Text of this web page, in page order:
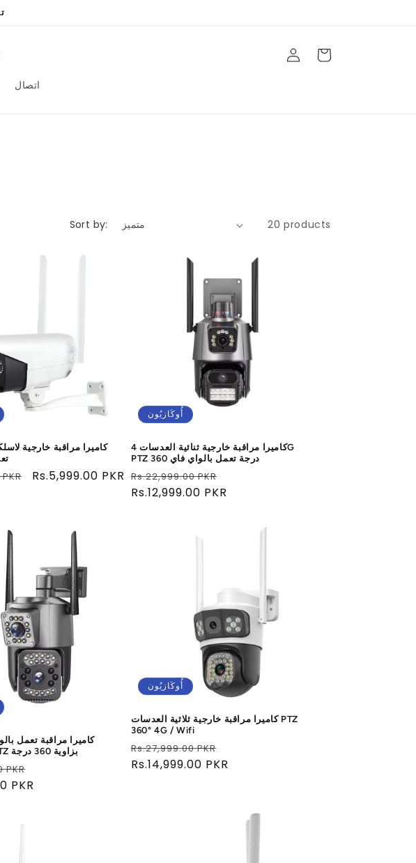
اتصال
Log
in
Cart
Sort by: 20 products
كاميرا مراقبة خارجية
سعر
Rs.5,999.00 PKR
أُوكَازيُون
كاميرا مراقبة خارجية ثنائية العدسات 4G
PTZ 360 درجة تعمل بالواي فاي
سعر
عادي
Rs.22,999.00 PKR
البيعRs.12,999.00 PKR
كاميرا مراقبة تعمل
مزدوجة 4G PTZ بزاوية 360 درجة
PKR
البيعPKR
أُوكَازيُون
كاميرا مراقبة خارجية ثلاثية العدسات PTZ
360° 4G / Wifi
سعر
عادي
Rs.27,999.00 PKR
البيعRs.14,999.00 PKR